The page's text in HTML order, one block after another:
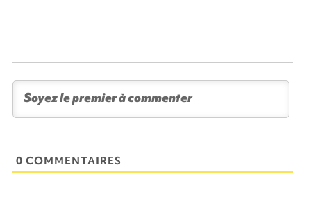
0 COMMENTAIRES